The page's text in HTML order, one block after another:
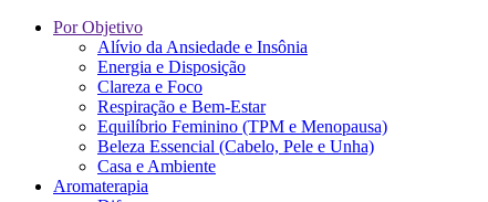
Por Objetivo
Alívio da Ansiedade e Insônia
Energia e Disposição
Clareza e Foco
Respiração e Bem-Estar
Equilíbrio Feminino (TPM e Menopausa)
Beleza Essencial (Cabelo, Pele e Unha)
Casa e Ambiente
Aromaterapia